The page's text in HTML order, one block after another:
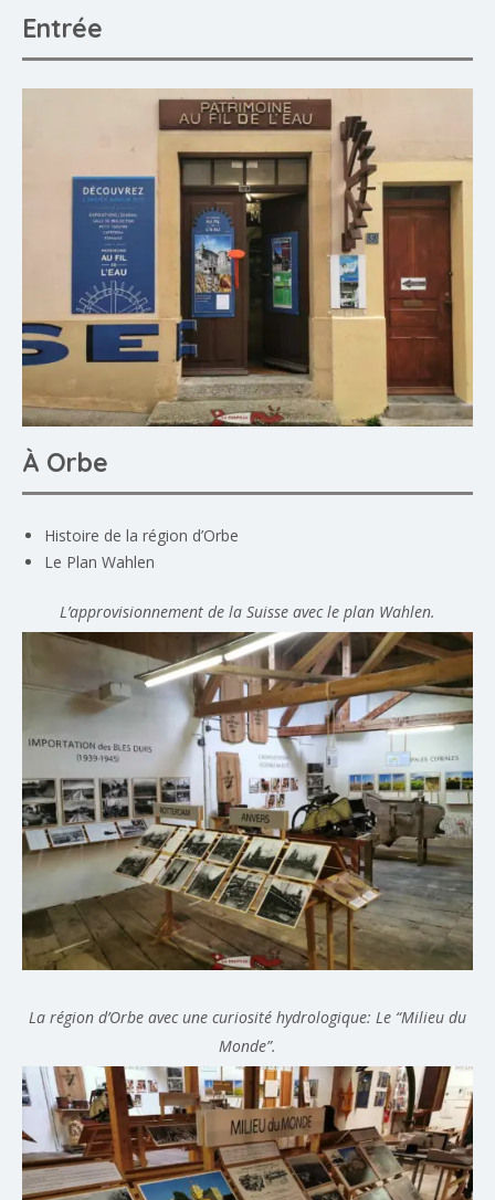
Entrée
À Orbe
Histoire de la région d’Orbe
Le Plan Wahlen
L’approvisionnement de la Suisse avec le plan Wahlen.
La région d’Orbe avec une curiosité hydrologique: Le “Milieu du
Monde”.